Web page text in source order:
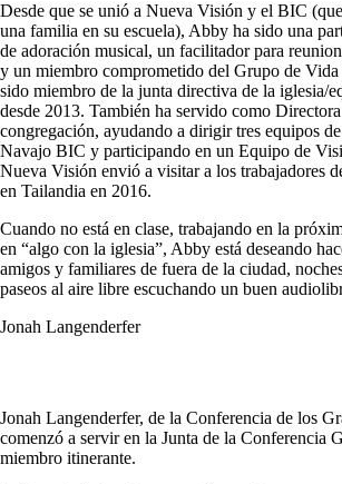
Desde que se unió a Nueva Visión y el BIC
una familia en su escuela), Abby ha sido una
de adoración musical, un facilitador para
y un miembro comprometido del Grupo de Vida
sido miembro de la junta directiva de la iglesia/
desde 2013. También ha servido como
congregación, ayudando a dirigir tres equipos
Navajo BIC y participando en un Equipo de
Nueva Visión envió a visitar a los trabajadores
en Tailandia en 2016.
Cuando no está en clase, trabajando en la
en “algo con la iglesia”, Abby está deseando
amigos y familiares de fuera de la ciudad,
paseos al aire libre escuchando un buen
Jonah Langenderfer
Jonah Langenderfer, de la Conferencia de los
comenzó a servir en la Junta de la Conferencia
miembro itinerante.